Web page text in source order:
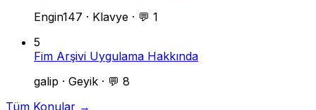
Engin147 · Klavye · 💬 1
5
Fim Arşivi Uygulama Hakkında
galip · Geyik · 💬 8
Tüm Konular →